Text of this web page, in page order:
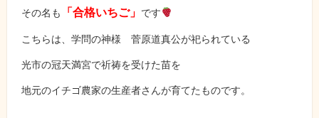
その名も 「合格いちご」 です
こちらは、学問の神様 菅原道真公が祀られている
光市の冠天満宮で祈祷を受けた苗を
地元のイチゴ農家の生産者さんが育てたものです。